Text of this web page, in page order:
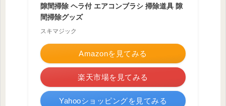
隙間掃除 ヘラ付 エアコンブラシ 掃除道具 隙
間掃除グッズ
スキマジック
Amazonを見てみる
楽天市場を見てみる
Yahooショッピングを見てみる